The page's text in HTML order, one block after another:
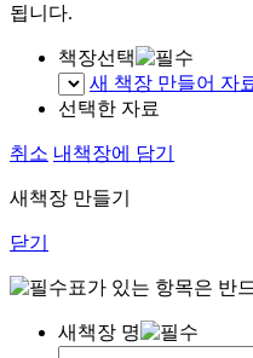
됩니다.
책장선택
새 책장 만들어 자
선택한 자료
취소 내책장에 담기
새책장 만들기
닫기
표가 있는 항목은 반
새책장 명